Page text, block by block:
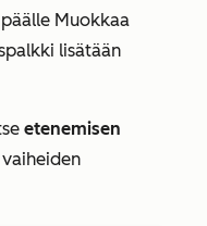
Muokkaa
lisätään
etenemisen